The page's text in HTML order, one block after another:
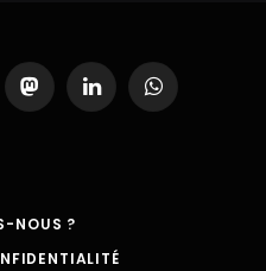
MastodonLinkedInWhatsApp
NOUS ?